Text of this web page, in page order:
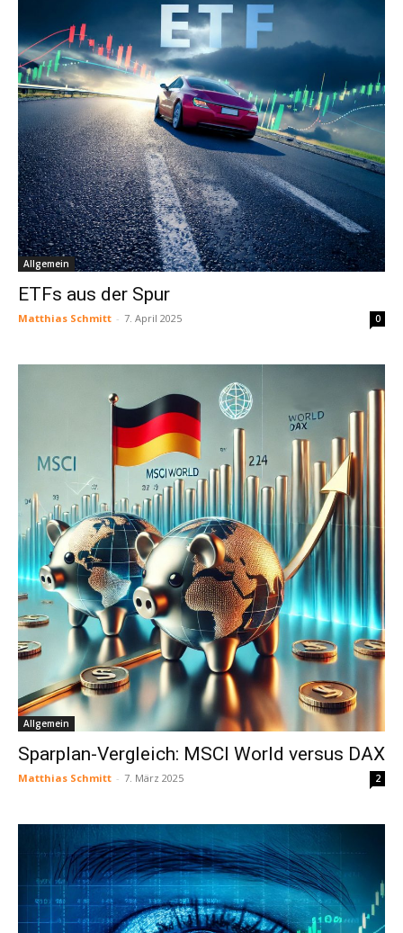
Allgemein
ETFs aus der Spur
Matthias Schmitt - 7. April 2025 0
Allgemein
Sparplan-Vergleich: MSCI World versus DAX
Matthias Schmitt - 7. März 2025 2